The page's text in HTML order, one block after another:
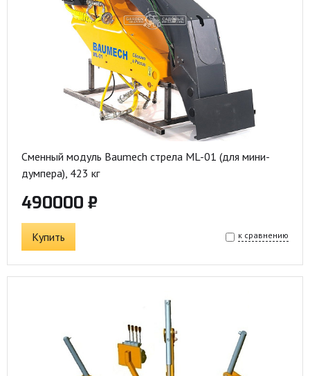
Сменный модуль Baumech стрела ML-01 (для мини-
думпера), 423 кг
490000 ₽
Купить к сравнению